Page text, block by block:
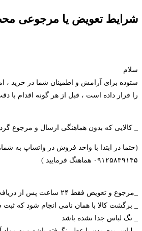
شرایط تعویض یا مرجوعی
سلام
ستوده برای آرامش و اطمینان شما در خرید ،
را قرار داده است ، قبل از هر گونه اقدام با
_ کالایی که بدون هماهنگی ارسال و مرجوع
۰۹۱۲۵۸۳۹۱۴۵ هماهنگ فرمایید )
_مرجوع و تعویض فقط ۲۴ ساعت پس از دریافت کالا مقدور است
_ برگشت کالا با همان نامی انجام شود که
_ تگ لباس جدا نشده باشد